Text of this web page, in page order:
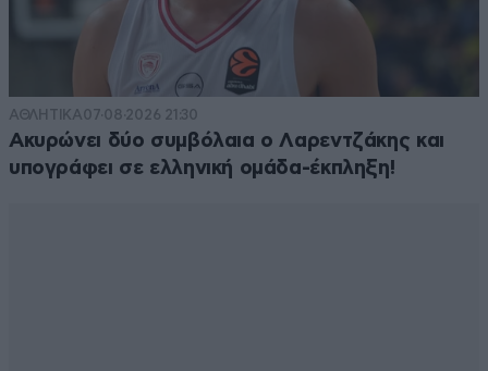
ΑΘΛΗΤΙΚΑ07·08·2026 21:30
Ακυρώνει δύο συμβόλαια ο Λαρεντζάκης και
υπογράφει σε ελληνική ομάδα-έκπληξη!